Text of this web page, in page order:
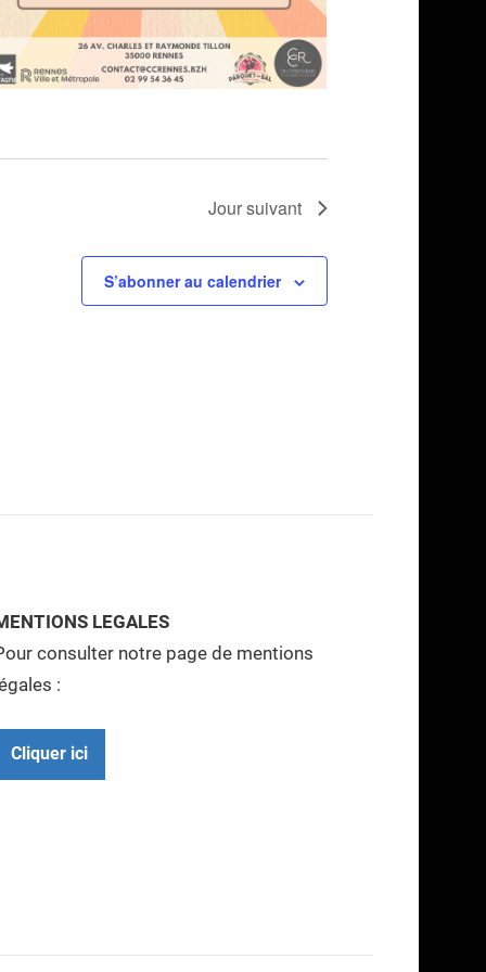
Jour suivant
S’abonner au calendrier
LEGALES
consulter notre page de mentions
:
Cliquer ici